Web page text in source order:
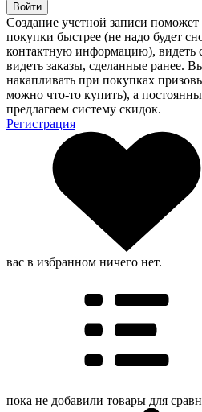
Войти
Создание учетной записи
покупки быстрее (не надо будет
контактную информацию), видеть
видеть заказы, сделанные ранее.
накапливать при покупках
можно что-то купить), а
предлагаем систему скидок.
Регистрация
вас в избранном ничего нет.
пока не добавили товары для